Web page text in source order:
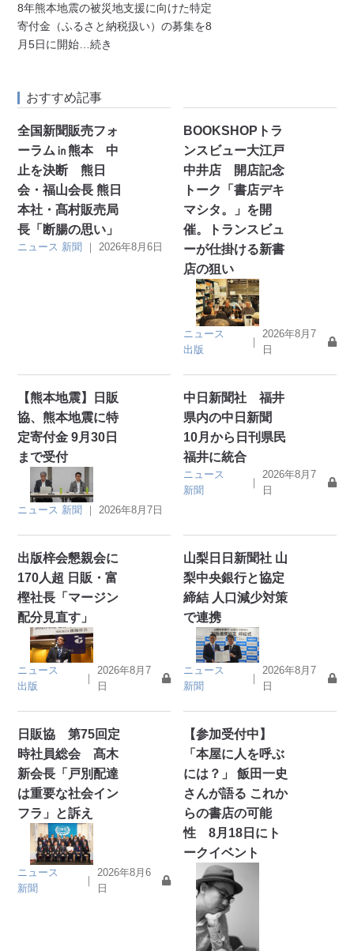
8年熊本地震の被災地支援に向けた特定
寄付金（ふるさと納税扱い）の募集を8
月5日に開始 …続き
おすすめ記事
全国新聞販売フォ
ーラム㏌熊本 中
止を決断 熊日
会・福山会長 熊日
本社・髙村販売局
長「断腸の思い」
ニュース 新聞 ｜ 2026年8月6日
BOOKSHOPトラ
ンスビュー大江戸
中井店 開店記念
トーク「書店デキ
マシタ。」を開
催。トランスビュ
ーが仕掛ける新書
店の狙い
ニュース
出版
｜
2026年8月7
日
【熊本地震】日販
協、熊本地震に特
定寄付金 9月30日
まで受付
ニュース 新聞 ｜ 2026年8月7日
中日新聞社 福井
県内の中日新聞
10月から日刊県民
福井に統合
ニュース
新聞
｜
2026年8月7
日
出版梓会懇親会に
170人超 日販・富
樫社長「マージン
配分見直す」
ニュース
出版
｜
2026年8月7
日
山梨日日新聞社 山
梨中央銀行と協定
締結 人口減少対策
で連携
ニュース
新聞
｜
2026年8月7
日
日販協 第75回定
時社員総会 髙木
新会長「戸別配達
は重要な社会イン
フラ」と訴え
ニュース
新聞
｜
2026年8月6
日
【参加受付中】
「本屋に人を呼ぶ
には？」 飯田一史
さんが語る これか
らの書店の可能
性 8月18日にト
ークイベント